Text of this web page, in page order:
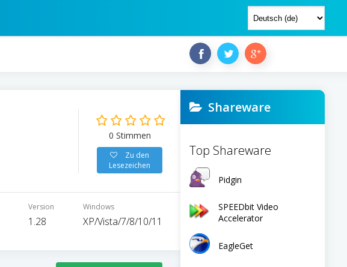
0 Stimmen
Zu den
Lesezeichen
Version
1.28
Windows
XP/Vista/7/8/10/11
Shareware
Top Shareware
Pidgin
SPEEDbit Video
Accelerator
EagleGet